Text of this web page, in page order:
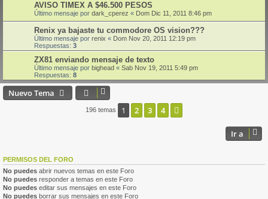
AVISO TIMEX A $46.500 PESOS
Último mensaje por dark_cperez « Dom Dic 11, 2011 8:46 pm
Renix ya bajaste tu commodore OS vision???
Último mensaje por renix « Dom Nov 20, 2011 12:19 pm
Respuestas: 3
ZX81 enviando mensaje de texto
Último mensaje por bighead « Sab Nov 19, 2011 5:49 pm
Respuestas: 8
Nuevo Tema
196 temas 1 2 3 4
Ir a
PERMISOS DEL FORO
No puedes abrir nuevos temas en este Foro
No puedes responder a temas en este Foro
No puedes editar sus mensajes en este Foro
No puedes borrar sus mensajes en este Foro